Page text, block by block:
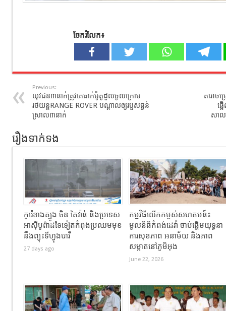
ចែករំលែក៖
Previous:
យុវជន៣នាក់ត្រូវគេធាក់ម៉ូតូដួលចូលក្រោម
រថយន្តRANGE ROVER បណ្ដាលឲ្យរបួសធ្ងន់
ស្រាល៣នាក់
តារាច
ផ្
សាល
រឿងទាក់ទង
កូរ៉េខាងត្បូង ចិន តៃវ៉ាន់ និងប្រទេស
អាស៊ីបូព៌ាដទៃទៀតកំពុងប្រឈមមុខ
នឹងព្យុះទីហ្វុងបាវី
27 days ago
កម្មវិធីលើកកម្ពស់សហគមន៍៖
មូលនិធិកំពង់ដេវ៉ា ចាប់ផ្តើមយុទ្ធនា
ការសុខភាព អនាម័យ និងភាព
សម្អាតនៅភូមិអុង
June 22, 2026